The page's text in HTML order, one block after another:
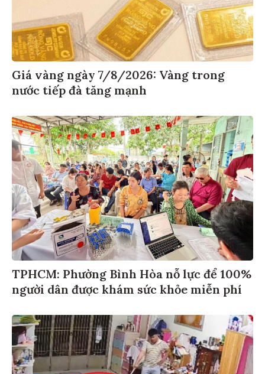
Giá vàng ngày 7/8/2026: Vàng trong
nước tiếp đà tăng mạnh
TPHCM: Phường Bình Hòa nỗ lực để 100%
người dân được khám sức khỏe miễn phí